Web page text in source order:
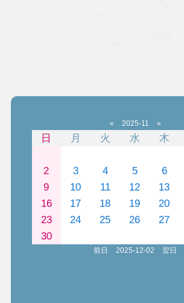
« 2025-11 »
日 月 火 水 木
2
3 4 5 6
9
10 11 12 13
16
17 18 19 20
23
24 25 26 27
30
前日 2025-12-02 翌日